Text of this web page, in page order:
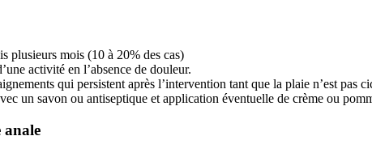
plusieurs mois (10 à 20% des cas)
activité en l’absence de douleur.
qui persistent après l’intervention tant que la plaie n’est pas
un savon ou antiseptique et application éventuelle de crème ou
anale